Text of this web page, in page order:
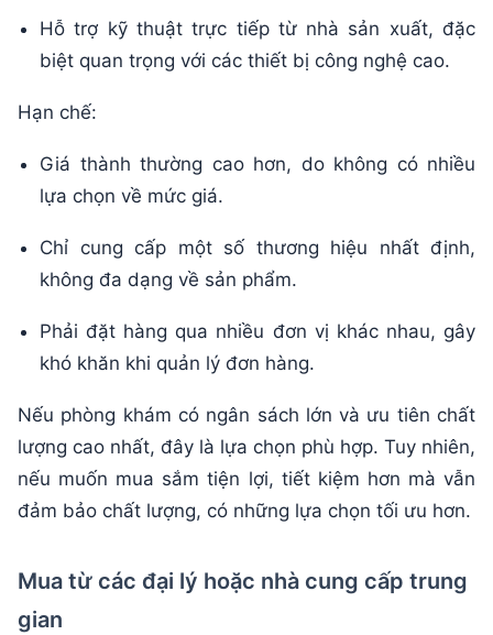
Hỗ trợ kỹ thuật trực tiếp từ nhà sản xuất, đặc
biệt quan trọng với các thiết bị công nghệ cao.
Hạn chế:
Giá thành thường cao hơn, do không có nhiều
lựa chọn về mức giá.
Chỉ cung cấp một số thương hiệu nhất định,
không đa dạng về sản phẩm.
Phải đặt hàng qua nhiều đơn vị khác nhau, gây
khó khăn khi quản lý đơn hàng.
Nếu phòng khám có ngân sách lớn và ưu tiên chất
lượng cao nhất, đây là lựa chọn phù hợp. Tuy nhiên,
nếu muốn mua sắm tiện lợi, tiết kiệm hơn mà vẫn
đảm bảo chất lượng, có những lựa chọn tối ưu hơn.
Mua từ các đại lý hoặc nhà cung cấp trung
gian